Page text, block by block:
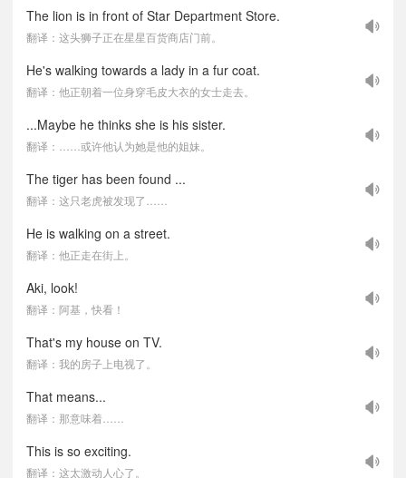
The lion is in front of Star Department Store.
翻译：这头狮子正在星星百货商店门前。
He's walking towards a lady in a fur coat.
翻译：他正朝着一位身穿毛皮大衣的女士走去。
...Maybe he thinks she is his sister.
翻译：……或许他认为她是他的姐妹。
The tiger has been found ...
翻译：这只老虎被发现了……
He is walking on a street.
翻译：他正走在街上。
Aki, look!
翻译：阿基，快看！
That's my house on TV.
翻译：我的房子上电视了。
That means...
翻译：那意味着……
This is so exciting.
翻译：这太激动人心了。